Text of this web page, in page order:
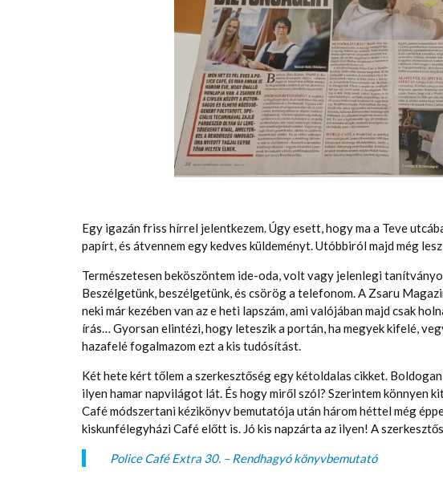
Egy igazán friss hírrel jelentkezem. Úgy esett, hogy ma a Teve
papírt, és átvennem egy kedves küldeményt. Utóbbiról majd még
Természetesen beköszöntem ide-oda, volt vagy jelenlegi
Beszélgetünk, beszélgetünk, és csörög a telefonom. A Zsaru
neki már kezében van az e heti lapszám, ami valójában majd csak
írás… Gyorsan elintézi, hogy leteszik a portán, ha megyek kifelé,
hazafelé fogalmazom ezt a kis tudósítást.
Két hete kért tőlem a szerkesztőség egy kétoldalas cikket.
ilyen hamar napvilágot lát. És hogy miről szól? Szerintem könnyen
Café módszertani kézikönyv bemutatója után három héttel még
kiskunfélegyházi Café előtt is. Jó kis napzárta az ilyen! A
Police Café Extra 30. – Rendhagyó könyvbemutató